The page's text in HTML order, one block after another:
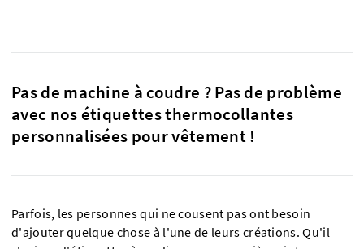
Pas de machine à coudre ? Pas de problème
avec nos étiquettes thermocollantes
personnalisées pour vêtement !
Parfois, les personnes qui ne cousent pas ont besoin
d'ajouter quelque chose à l'une de leurs créations. Qu'il